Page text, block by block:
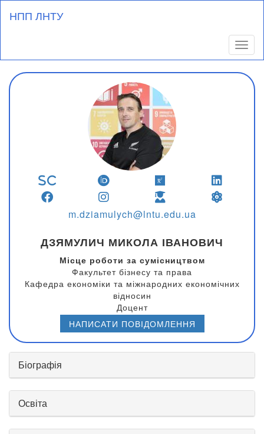
НПП ЛНТУ
ДЗЯМУЛИЧ МИКОЛА ІВАНОВИЧ
Місце роботи за сумісництвом
Факультет бізнесу та права
Кафедра економіки та міжнародних економічних
відносин
Доцент
m.dziamulych@lntu.edu.ua
НАПИСАТИ ПОВІДОМЛЕННЯ
Біографія
Освіта